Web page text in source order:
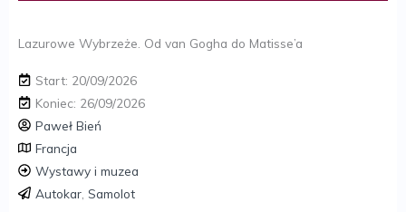
Lazurowe Wybrzeże. Od van Gogha do Matisse’a
Start: 20/09/2026
Koniec: 26/09/2026
Paweł Bień
Francja
Wystawy i muzea
Autokar Samolot